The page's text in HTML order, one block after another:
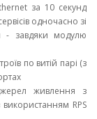
за 10 секунд
одночасно зі
- завдяки модулю
по витій парі (з
живлення з
RPS